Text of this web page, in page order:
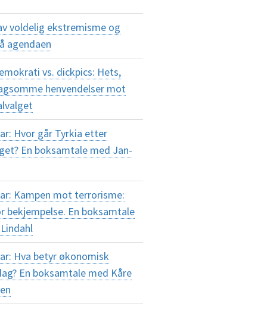
voldelig ekstremisme og
agendaen
vs. dickpics: Hets,
henvendelser mot
Hvor går Tyrkia etter
En boksamtale med Jan-
Kampen mot terrorisme:
bekjempelse. En boksamtale
Hva betyr økonomisk
En boksamtale med Kåre